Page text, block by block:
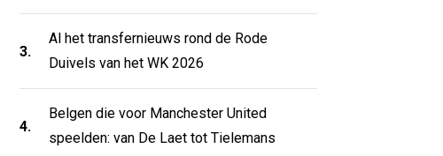
3.
Al het transfernieuws rond de Rode
Duivels van het WK 2026
4.
Belgen die voor Manchester United
speelden: van De Laet tot Tielemans